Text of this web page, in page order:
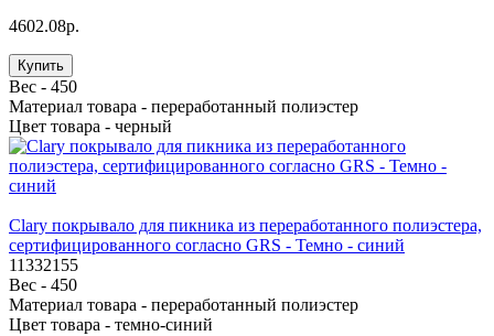
4602.08р.
Купить
Вес - 450
Материал товара - переработанный полиэстер
Цвет товара - черный
Clary покрывало для пикника из переработанного полиэстера,
сертифицированного согласно GRS - Темно - синий
11332155
Вес - 450
Материал товара - переработанный полиэстер
Цвет товара - темно-синий